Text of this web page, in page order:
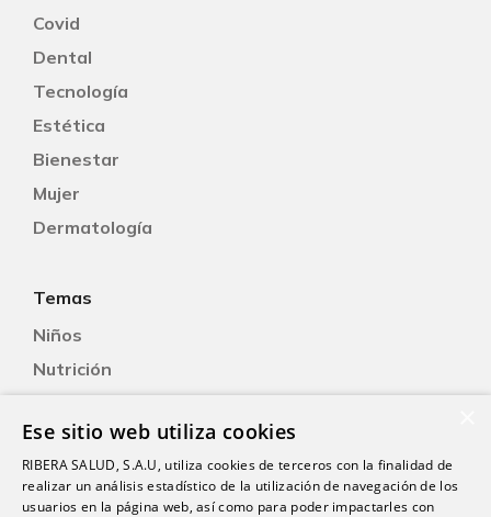
Covid
Dental
Tecnología
Estética
Bienestar
Mujer
Dermatología
Temas
Niños
Nutrición
Salud Sexual
Oftalmología
Otorrinolaringología
Oncología
Ese sitio web utiliza cookies
RIBERA SALUD, S.A.U, utiliza cookies de terceros con la finalidad de
realizar un análisis estadístico de la utilización de navegación de los
usuarios en la página web, así como para poder impactarles con